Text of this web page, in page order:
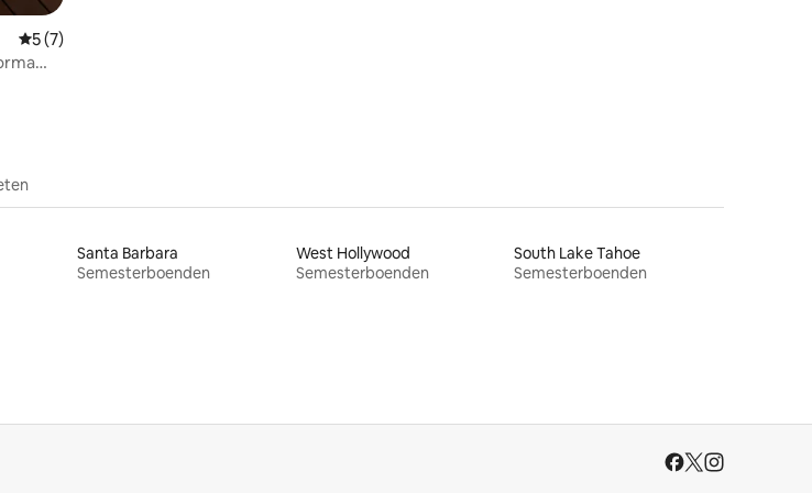
5 av 5 i genomsnittligt betyg, 7 omdömen
5 (7)
Santa Barbara
Semesterboenden
West Hollywood
Semesterboenden
South Lake Tahoe
Semesterboenden